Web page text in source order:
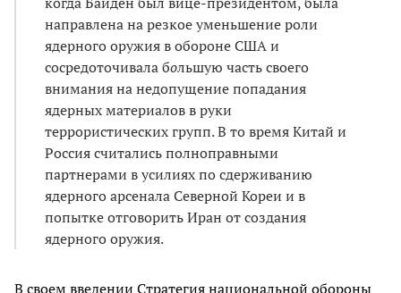
направлена на резкое уменьшение роли
ядерного оружия в обороне США и
сосредоточивала большую часть своего
внимания на недопущение попадания
ядерных материалов в руки
террористических групп. В то время Китай и
Россия считались полноправными
партнерами в усилиях по сдерживанию
ядерного арсенала Северной Кореи и в
попытке отговорить Иран от создания
ядерного оружия.
В своем введении Стратегия национальной обороны